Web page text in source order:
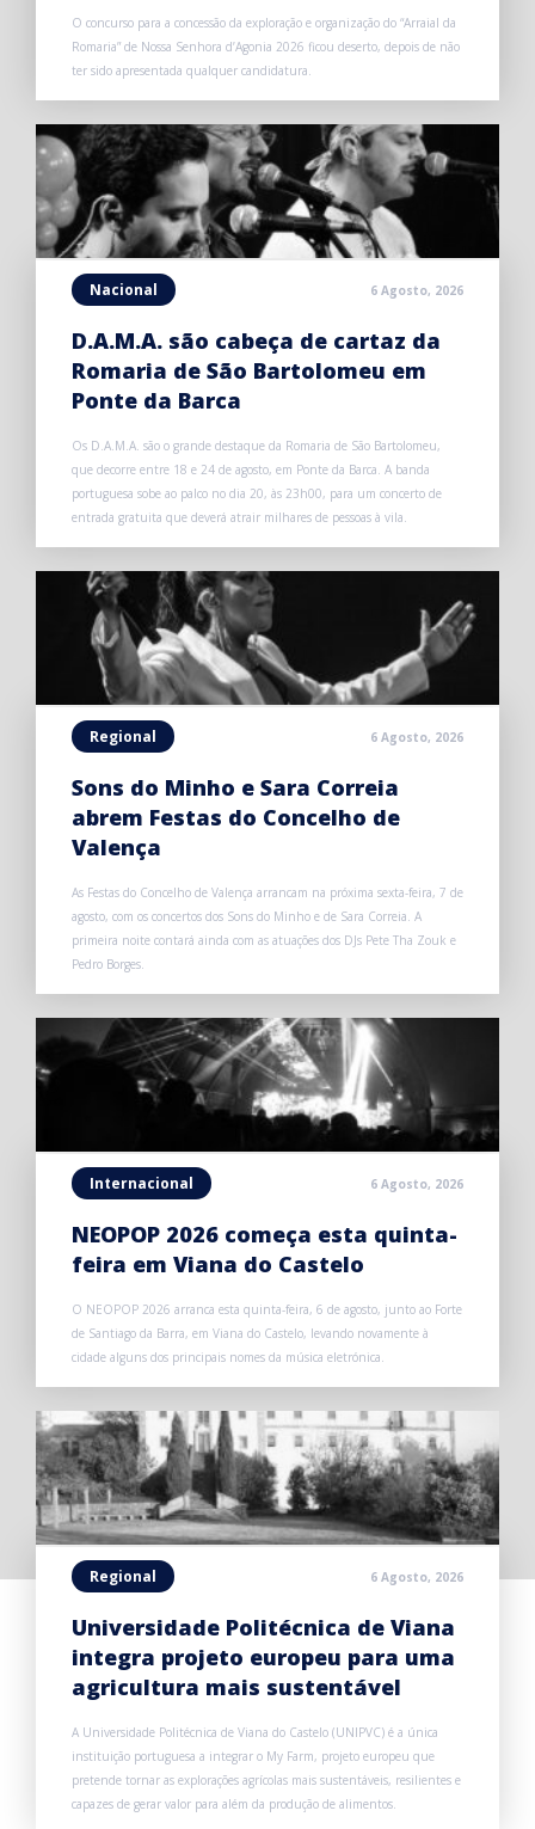
O concurso para a concessão da exploração e organização do “Arraial da
Romaria” de Nossa Senhora d’Agonia 2026 ficou deserto, depois de não
ter sido apresentada qualquer candidatura.
Nacional 6 Agosto, 2026
D.A.M.A. são cabeça de cartaz da
Romaria de São Bartolomeu em
Ponte da Barca
Os D.A.M.A. são o grande destaque da Romaria de São Bartolomeu,
que decorre entre 18 e 24 de agosto, em Ponte da Barca. A banda
portuguesa sobe ao palco no dia 20, às 23h00, para um concerto de
entrada gratuita que deverá atrair milhares de pessoas à vila.
Regional 6 Agosto, 2026
Sons do Minho e Sara Correia
abrem Festas do Concelho de
Valença
As Festas do Concelho de Valença arrancam na próxima sexta-feira, 7 de
agosto, com os concertos dos Sons do Minho e de Sara Correia. A
primeira noite contará ainda com as atuações dos DJs Pete Tha Zouk e
Pedro Borges.
Internacional 6 Agosto, 2026
NEOPOP 2026 começa esta quinta-
feira em Viana do Castelo
O NEOPOP 2026 arranca esta quinta-feira, 6 de agosto, junto ao Forte
de Santiago da Barra, em Viana do Castelo, levando novamente à
cidade alguns dos principais nomes da música eletrónica.
Regional 6 Agosto, 2026
Universidade Politécnica de Viana
integra projeto europeu para uma
agricultura mais sustentável
A Universidade Politécnica de Viana do Castelo (UNIPVC) é a única
instituição portuguesa a integrar o My Farm, projeto europeu que
pretende tornar as explorações agrícolas mais sustentáveis, resilientes e
capazes de gerar valor para além da produção de alimentos.